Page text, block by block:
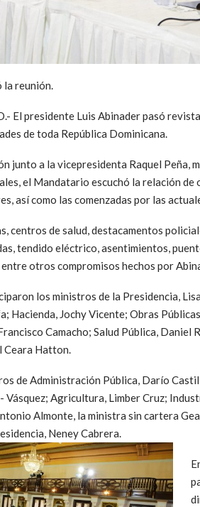
la reunión.
El presidente Luis Abinader pasó
de toda República Dominicana.
junto a la vicepresidenta Raquel Peña,
el Mandatario escuchó la relación de
así como las comenzadas por las
centros de salud, destacamentos
tendido eléctrico, asentimientos,
otros compromisos hechos por
los ministros de la Presidencia,
Hacienda, Jochy Vicente; Obras
Camacho; Salud Pública, Daniel
Ceara Hatton.
de Administración Pública, Darío
Vásquez; Agricultura, Limber Cruz;
Almonte, la ministra sin cartera
Neney Cabrera.